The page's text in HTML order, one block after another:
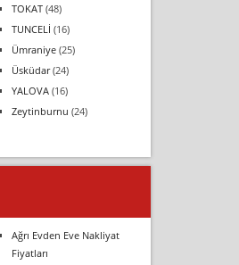
TOKAT(48)
TUNCELİ (16)
Ümraniye(25)
Üsküdar(24)
YALOVA(16)
Zeytinburnu (24)
Ağrı Evden Eve Nakliyat
Fiyatları